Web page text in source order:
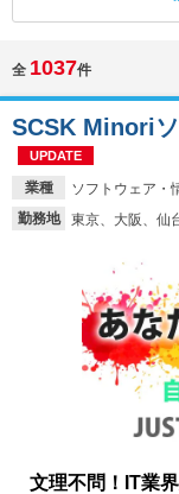
イベントを探す
就活ノウハウ
就活支援
適職診
あなたに合う仕事
就活ニュース
就活時事ニュース
全 1037件
業種
ソフトウェア・
勤務地
東京、大阪、仙
SCSK Minori
UPDATE
文理不問！IT業